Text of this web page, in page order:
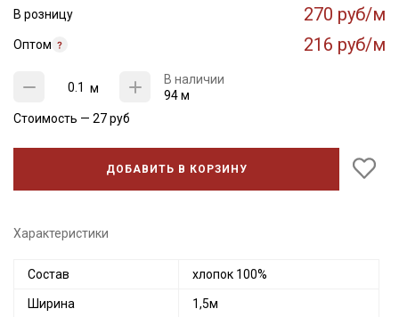
В розницу 270 руб/м
Оптом 216 руб/м
м
В наличии
94 м
Стоимость — 27руб
ДОБАВИТЬ В КОРЗИНУ
Характеристики
Состав хлопок 100%
Ширина 1,5м